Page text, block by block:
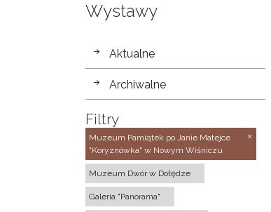
Wystawy
wystawy
Aktualne
Archiwalne
Filtry
Muzeum Pamiątek po Janie Matejce
"Koryznówka" w Nowym Wiśniczu
Muzeum Dwór w Dołędze
Galeria "Panorama"